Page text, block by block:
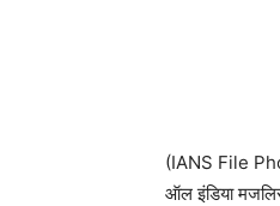
(IANS File
ऑल इंडिया